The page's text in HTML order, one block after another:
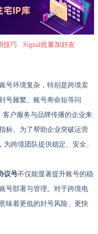
技巧
Signal批量加好友
号环境复杂，特别是跨境卖
号频繁、账号寿命短等问
客户服务与品牌传播的企业来
标。为了帮助企业突破运营
为跨境团队提供稳定、安全、
议号不仅能显著提升账号的稳
号部署与管理。对于跨境电
味着更低的封号风险、更快